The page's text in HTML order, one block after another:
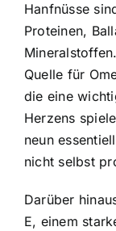
Hanfnüsse
Proteinen,
Quelle für
die eine
Herzens
neun
nicht selbst
Darüber
E, einem